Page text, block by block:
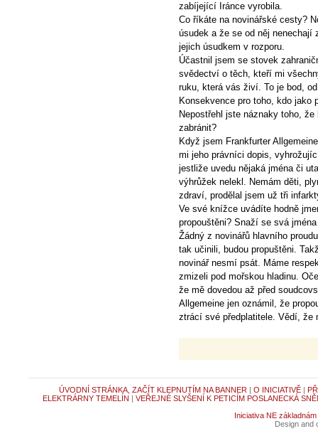
zabíjející Iránce vyrobila.
Co říkáte na novinářské cesty?
úsudek a že se od něj
jejich úsudkem v rozporu.
Účastnil jsem se stovek
svědectví o těch, kteří mi
ruku, která vás živí. To je bod,
Konsekvence pro toho, kdo jako
Nepostřehl jste náznaky toho,
zabránit?
Když jsem Frankfurter
mi jeho právníci dopis,
jestliže uvedu nějaká jména či
výhrůžek nelekl. Nemám děti,
zdraví, prodělal jsem už tři
Ve své knížce uvádíte hodně
propouštěni? Snaží se svá
Žádný z novinářů hlavního
tak učinili, budou propuštěni.
novinář nesmí psát. Máme
zmizeli pod mořskou hladinu.
že mě dovedou až před
Allgemeine jen oznámil, že
ztrácí své předplatitele. Vědí, že
ÚVODNÍ STRÁNKA, ZAČÍT KLEPNUTÍM NA BANNER | O INICIATIVĚ|
ELEKTRÁRNY TEMELÍN | VEŘEJNÉ SLYŠENÍ K PETICÍM POSLANECKÁ
Iniciativa NE základnám
Design and